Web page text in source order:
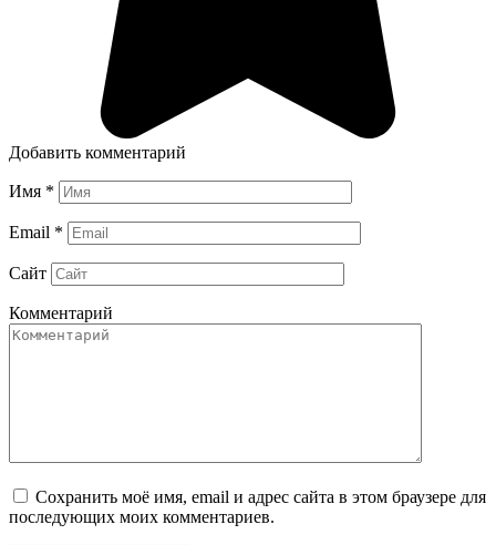
Добавить комментарий
Имя *
Email *
Сайт
Комментарий
Сохранить моё имя, email и адрес сайта в этом браузере для
последующих моих комментариев.